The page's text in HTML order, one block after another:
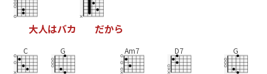
大人はバカ だから
C G Am7 D7 G